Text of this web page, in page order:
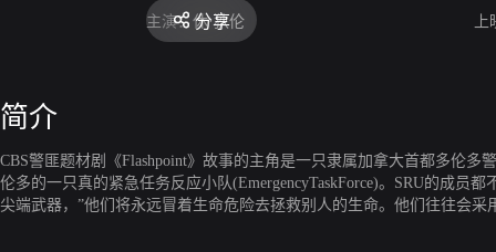
主演： 休·狄伦
分享
简介
CBS警匪题材剧《Flashpoint》故事的主角是一只隶属加拿大首都多伦多
伦多的一只真的紧急任务反应小队(EmergencyTaskForce)。SRU的成员
尖端武器，”他们将永远冒着生命危险去拯救别人的生命。他们往往会